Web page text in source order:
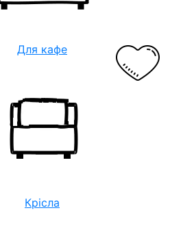
Для кафе
Крісла